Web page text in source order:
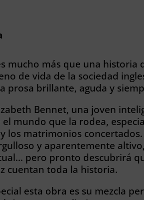
mucho más que una historia
de vida de la sociedad
prosa brillante, aguda y
Bennet, una joven
mundo que la rodea,
los matrimonios
y aparentemente
pero pronto descubrirá
cuentan toda la historia.
esta obra es su mezcla